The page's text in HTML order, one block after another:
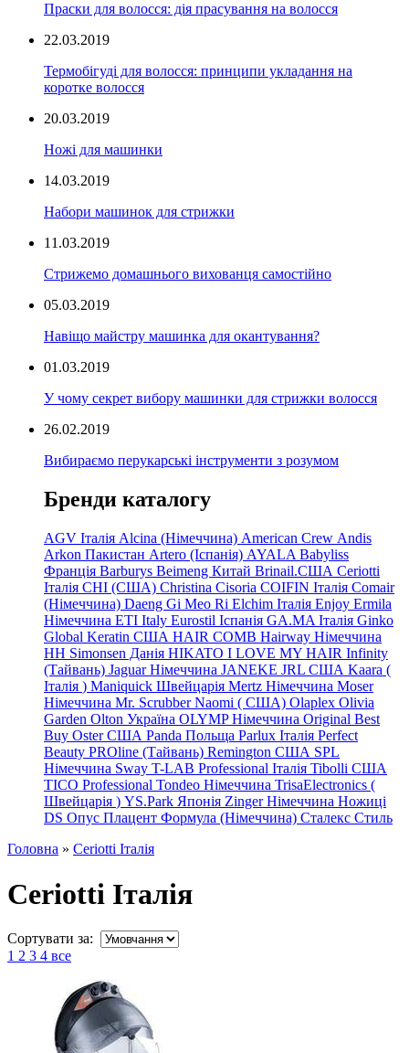
Праски для волосся: дія прасування на волосся
22.03.2019
Термобігуді для волосся: принципи укладання на
коротке волосся
20.03.2019
Ножі для машинки
14.03.2019
Набори машинок для стрижки
11.03.2019
Стрижемо домашнього вихованця самостійно
05.03.2019
Навіщо майстру машинка для окантування?
01.03.2019
У чому секрет вибору машинки для стрижки волосся
26.02.2019
Вибираємо перукарські інструменти з розумом
Бренди каталогу
AGV Італія Alcina (Німеччина) American Crew Andis
Arkon Пакистан Artero (Іспанія) AYALA Babyliss
Франція Barburys Beimeng Китай Brinail.США Ceriotti
Італія CHI (США) Christina Cisoria COIFIN Італія Comair
(Німеччина) Daeng Gi Meo Ri Elchim Італія Enjoy Ermila
Німеччина ETI Italy Eurostil Іспанія GA.MA Італія Ginko
Global Keratin США HAIR COMB Hairway Німеччина
HH Simonsen Данія HIKATO I LOVE MY HAIR Infinity
(Тайвань) Jaguar Німеччина JANEKE JRL США Kaara (
Італія ) Maniquick Швейцарія Mertz Німеччина Moser
Німеччина Mr. Scrubber Naomi ( США) Olaplex Olivia
Garden Olton Україна OLYMP Німеччина Original Best
Buy Oster США Panda Польща Parlux Італія Perfect
Beauty PROline (Тайвань) Remington США SPL
Німеччина Sway T-LAB Professional Італія Tibolli США
TICO Professional Tondeo Німеччина TrisaElectronics (
Швейцарія ) YS.Park Японія Zinger Німеччина Ножиці
DS Опус Плацент Формула (Німеччина) Сталекс Стиль
Головна » Ceriotti Італія
Ceriotti Італія
Сортувати за:
1 2 3 4 все